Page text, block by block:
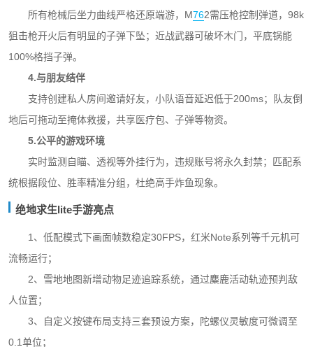
所有枪械后坐力曲线严格还原端游，M762需压枪控制弹道，98k
狙击枪开火后有明显的子弹下坠；近战武器可破坏木门，平底锅能
100%格挡子弹。
4.与朋友结伴
支持创建私人房间邀请好友，小队语音延迟低于200ms；队友倒
地后可拖动至掩体救援，共享医疗包、子弹等物资。
5.公平的游戏环境
实时监测自瞄、透视等外挂行为，违规账号将永久封禁；匹配系
统根据段位、胜率精准分组，杜绝高手炸鱼现象。
绝地求生lite手游亮点
1、低配模式下画面帧数稳定30FPS，红米Note系列等千元机可
流畅运行；
2、雪地地图新增动物足迹追踪系统，通过麋鹿活动轨迹预判敌
人位置；
3、自定义按键布局支持三套预设方案，陀螺仪灵敏度可微调至
0.1单位；